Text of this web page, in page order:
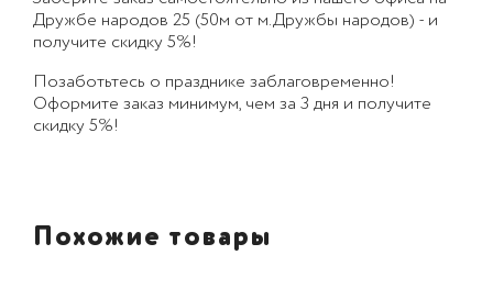
Дружбе народов 25 (50м от м.Дружбы народов) - и
получите скидку 5%!
Позаботьтесь о празднике заблаговременно!
Оформите заказ минимум, чем за 3 дня и получите
скидку 5%!
Похожие товары